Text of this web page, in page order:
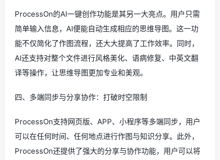
ProcessOn的AI一键创作功能是其另一大亮点。用户只需
简单输入信息，AI便能自动生成相应的思维导图。这一功
能不仅简化了作图流程，还大大提高了工作效率。同时，
AI还支持对整个文件进行风格美化、语病修复、中英文翻
译等操作，让思维导图更加专业和美观。
四、多端同步与分享协作：打破时空限制
ProcessOn支持网页版、APP、小程序等多端同步，用户
可以在任何时间、任何地点进行作图与知识分享。此外，
ProcessOn还提供了强大的分享与协作功能，用户可以将